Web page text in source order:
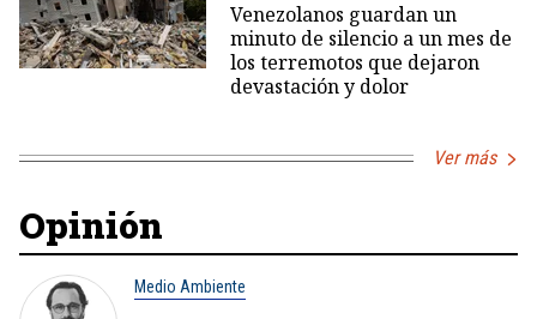
Venezolanos guardan un
minuto de silencio a un mes de
los terremotos que dejaron
devastación y dolor
Ver más
Opinión
Medio Ambiente